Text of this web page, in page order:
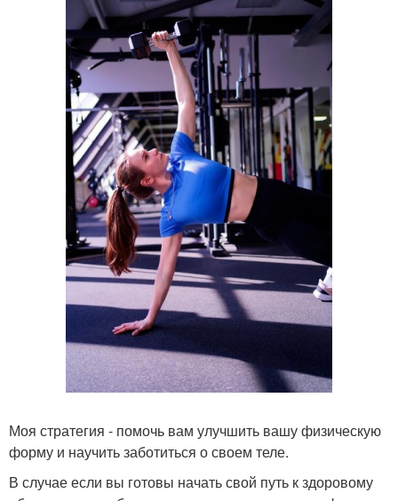
Моя стратегия - помочь вам улучшить вашу физическую
форму и научить заботиться о своем теле.
В случае если вы готовы начать свой путь к здоровому